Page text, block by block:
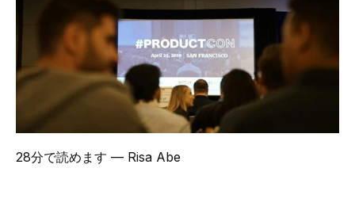
28分で読めます — Risa Abe